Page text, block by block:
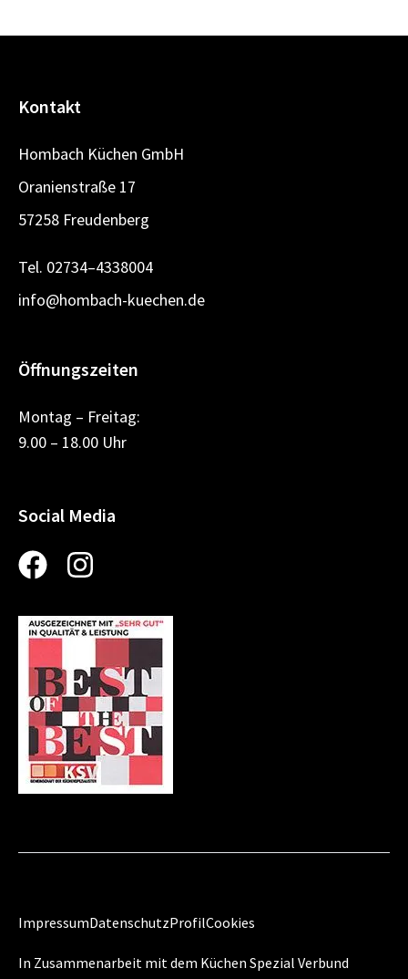
Kontakt
Hombach Küchen GmbH
Oranienstraße 17
57258 Freudenberg
Tel. 02734–4338004
info@hombach-kuechen.de
Öffnungszeiten
Montag – Freitag:
9.00 – 18.00 Uhr
Social Media
ImpressumDatenschutzProfilCookies
In Zusammenarbeit mit dem Küchen Spezial Verbund